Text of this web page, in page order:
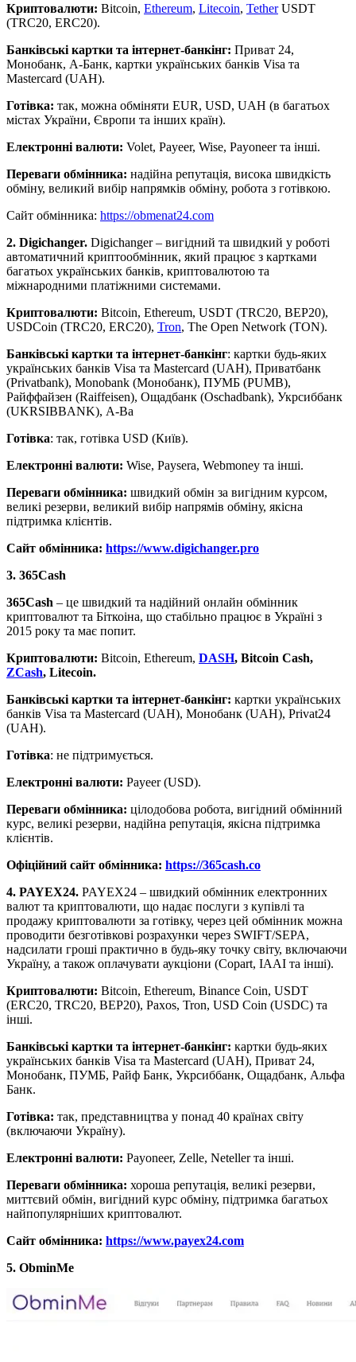
Криптовалюти: Bitcoin, Ethereum, Litecoin, TetherUSDT
(TRC20, ERC20).
Банківські картки та інтернет-банкінг: Приват 24,
Монобанк, А-Банк, картки українських банків Visa та
Mastercard (UAH).
Готівка: так, можна обміняти EUR, USD, UAH (в багатьох
містах України, Європи та інших країн).
Електронні валюти: Volet, Payeer, Wise, Payoneer та інші.
Переваги обмінника: надійна репутація, висока швидкість
обміну, великий вибір напрямків обміну, робота з готівкою.
Сайт обмінника: https://obmenat24.com
2. Digichanger. Digichanger – вигідний та швидкий у роботі
автоматичний криптообмінник, який працює з картками
багатьох українських банків, криптовалютою та
міжнародними платіжними системами.
Криптовалюти: Bitcoin, Ethereum, USDT (TRC20, BEP20),
USDCoin (TRC20, ERC20), Tron, The Open Network (TON).
Банківські картки та інтернет-банкінг: картки будь-яких
українських банків Visa та Mastercard (UAH), Приватбанк
(Privatbank), Monobank (Монобанк), ПУМБ (PUMB),
Райффайзен (Raiffeisen), Ощадбанк (Oschadbank), Укрсиббанк
(UKRSIBBANK), А-Ba
Готівка: так, готівка USD (Київ).
Електронні валюти: Wise, Paysera, Webmoney та інші.
Переваги обмінника: швидкий обмін за вигідним курсом,
великі резерви, великий вибір напрямів обміну, якісна
підтримка клієнтів.
Сайт обмінника: https://www.digichanger.pro
3. 365Cash
365Cash – це швидкий та надійний онлайн обмінник
криптовалют та Біткоіна, що стабільно працює в Україні з
2015 року та має попит.
Криптовалюти: Bitcoin, Ethereum, DASH, Bitcoin Cash,
ZCash, Litecoin.
Банківські картки та інтернет-банкінг: картки українських
банків Visa та Mastercard (UAH), Монобанк (UAH), Privat24
(UAH).
Готівка: не підтримується.
Електронні валюти: Payeer (USD).
Переваги обмінника: цілодобова робота, вигідний обмінний
курс, великі резерви, надійна репутація, якісна підтримка
клієнтів.
Офіційний сайт обмінника: https://365cash.co
4. PAYEX24. PAYEX24 – швидкий обмінник електронних
валют та криптовалюти, що надає послуги з купівлі та
продажу криптовалюти за готівку, через цей обмінник можна
проводити безготівкові розрахунки через SWIFT/SEPA,
надсилати гроші практично в будь-яку точку світу, включаючи
Україну, а також оплачувати аукціони (Copart, IAAI та інші).
Криптовалюти: Bitcoin, Ethereum, Binance Coin, USDT
(ERC20, TRC20, BEP20), Paxos, Tron, USD Coin (USDC) та
інші.
Банківські картки та інтернет-банкінг: картки будь-яких
українських банків Visa та Mastercard (UAH), Приват 24,
Монобанк, ПУМБ, Райф Банк, Укрсиббанк, Ощадбанк, Альфа
Банк.
Готівка: так, представництва у понад 40 країнах світу
(включаючи Україну).
Електронні валюти: Payoneer, Zelle, Neteller та інші.
Переваги обмінника: хороша репутація, великі резерви,
миттєвий обмін, вигідний курс обміну, підтримка багатьох
найпопулярніших криптовалют.
Сайт обмінника: https://www.payex24.com
5. ObminMe